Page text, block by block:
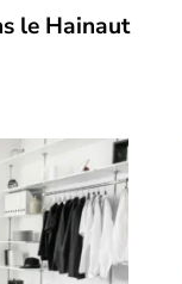
le Hainaut